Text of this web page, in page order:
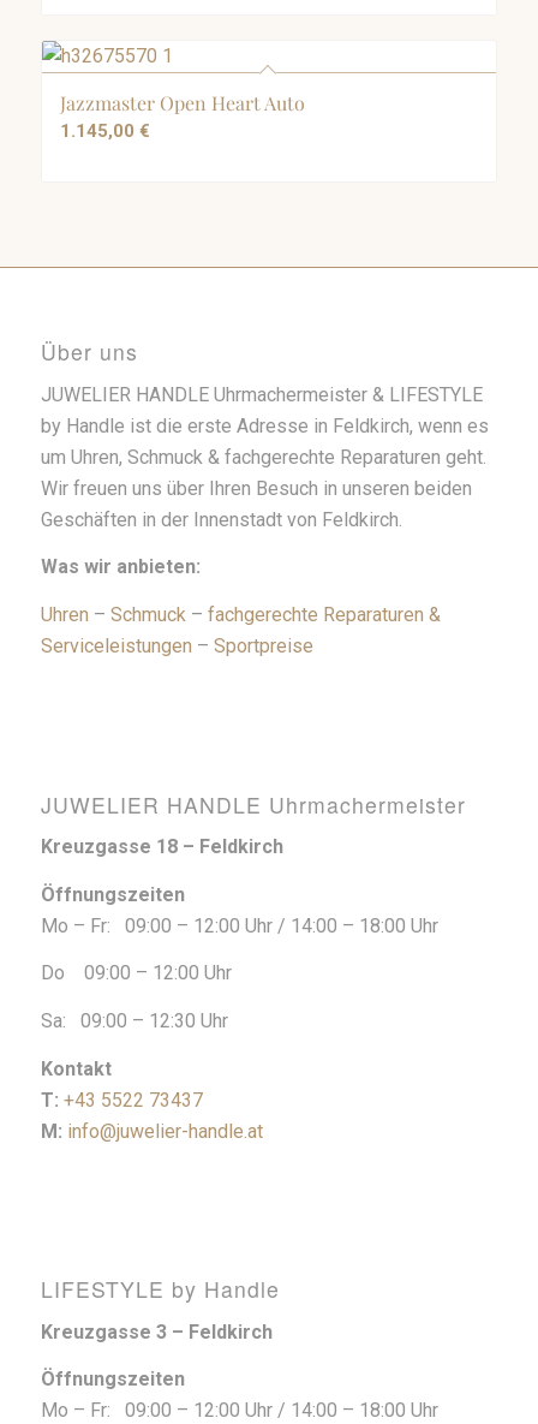
Jazzmaster Open Heart Auto
1.145,00 €
Über uns
JUWELIER HANDLE Uhrmachermeister & LIFESTYLE
by Handle ist die erste Adresse in Feldkirch, wenn es
um Uhren, Schmuck & fachgerechte Reparaturen geht.
Wir freuen uns über Ihren Besuch in unseren beiden
Geschäften in der Innenstadt von Feldkirch.
Was wir anbieten:
Uhren – Schmuck– fachgerechte Reparaturen &
Serviceleistungen – Sportpreise
JUWELIER HANDLE Uhrmachermeister
Kreuzgasse 18 – Feldkirch
Öffnungszeiten
Mo – Fr: 09:00 – 12:00 Uhr / 14:00 – 18:00 Uhr
Do 09:00 – 12:00 Uhr
Sa: 09:00 – 12:30 Uhr
Kontakt
T: +43 5522 73437
M: info@juwelier-handle.at
LIFESTYLE by Handle
Kreuzgasse 3 – Feldkirch
Öffnungszeiten
Mo – Fr: 09:00 – 12:00 Uhr / 14:00 – 18:00 Uhr